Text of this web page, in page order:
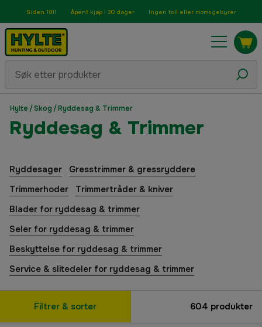
Siden 1911 Åpent kjøp i 30 dager Ingen toll eller momsgebyrer
Hylte /Skog /Ryddesag & Trimmer
Ryddesag & Trimmer
Ryddesager
Gresstrimmer & gressryddere
Trimmerhoder
Trimmertråder & kniver
Blader for ryddesag & trimmer
Seler for ryddesag & trimmer
Beskyttelse for ryddesag & trimmer
Service & slitedeler for ryddesag & trimmer
Filtrer & sorter 604 produkter